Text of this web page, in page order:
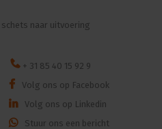
naar uitvoering
+ 31 85 40 15 92 9
Volg ons op Facebook
Volg ons op Linkedin
Stuur ons een bericht